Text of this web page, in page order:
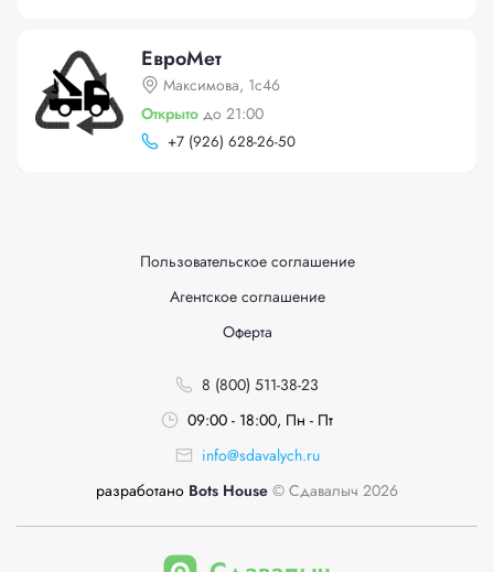
ЕвроМет
Максимова, 1с46
Открыто до 21:00
+7 (926) 628-26-50
Пользовательское соглашение
Агентское соглашение
Оферта
8 (800) 511-38-23
09:00 - 18:00, Пн - Пт
info@sdavalych.ru
разработано Bots House © Сдавалыч 2026